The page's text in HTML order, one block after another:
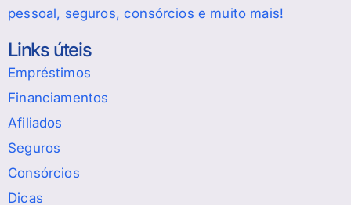
pessoal, seguros, consórcios e muito mais!
Links úteis
Empréstimos
Financiamentos
Afiliados
Seguros
Consórcios
Dicas